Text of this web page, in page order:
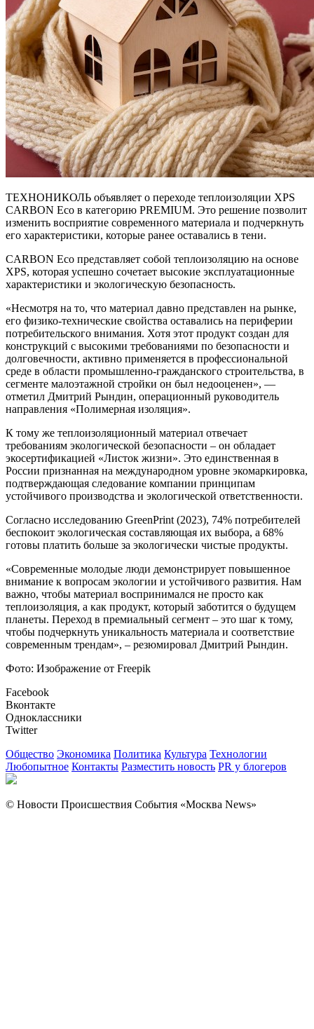
ТЕХНОНИКОЛЬ объявляет о переходе теплоизоляции XPS
CARBON Eco в категорию PREMIUM. Это решение позволит
изменить восприятие современного материала и подчеркнуть
его характеристики, которые ранее оставались в тени.
CARBON Eco представляет собой теплоизоляцию на основе
XPS, которая успешно сочетает высокие эксплуатационные
характеристики и экологическую безопасность.
«Несмотря на то, что материал давно представлен на рынке,
его физико-технические свойства оставались на периферии
потребительского внимания. Хотя этот продукт создан для
конструкций с высокими требованиями по безопасности и
долговечности, активно применяется в профессиональной
среде в области промышленно-гражданского строительства, в
сегменте малоэтажной стройки он был недооценен», —
отметил Дмитрий Рындин, операционный руководитель
направления «Полимерная изоляция».
К тому же теплоизоляционный материал отвечает
требованиям экологической безопасности – он обладает
экосертификацией «Листок жизни». Это единственная в
России признанная на международном уровне экомаркировка,
подтверждающая следование компании принципам
устойчивого производства и экологической ответственности.
Согласно исследованию GreenPrint (2023), 74% потребителей
беспокоит экологическая составляющая их выбора, а 68%
готовы платить больше за экологически чистые продукты.
«Современные молодые люди демонстрирует повышенное
внимание к вопросам экологии и устойчивого развития. Нам
важно, чтобы материал воспринимался не просто как
теплоизоляция, а как продукт, который заботится о будущем
планеты. Переход в премиальный сегмент – это шаг к тому,
чтобы подчеркнуть уникальность материала и соответствие
современным трендам», – резюмировал Дмитрий Рындин.
Фото: Изображение от Freepik
Facebook
Вконтакте
Одноклассники
Twitter
Общество Экономика Политика Культура Технологии
Любопытное Контакты Разместить новость PR у блогеров
© Новости Происшествия События «Москва News»